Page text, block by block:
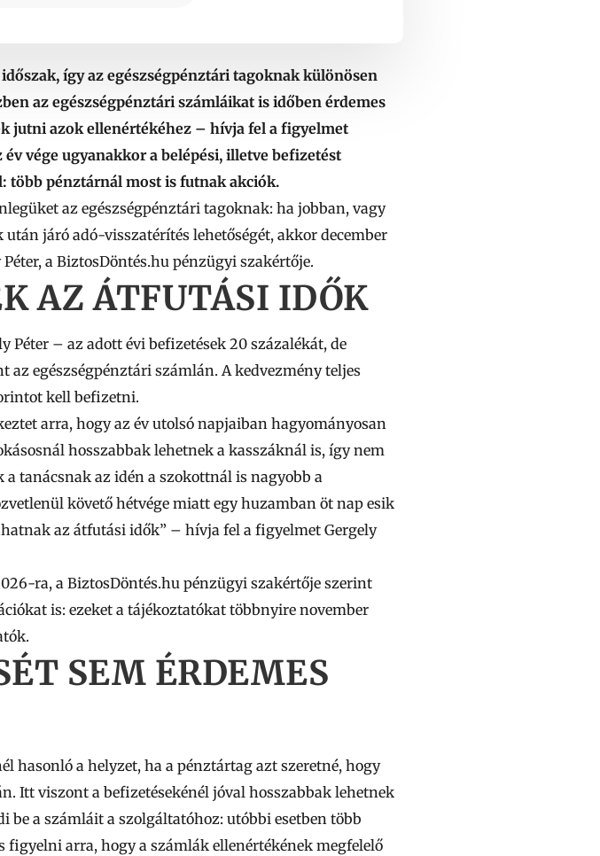
így az egészségpénztári tagoknak különösen
az egészségpénztári számláikat is időben érdemes
jutni azok ellenértékéhez – hívja fel a figyelmet
vége ugyanakkor a belépési, illetve befizetést
több pénztárnál most is futnak akciók.
az egészségpénztári tagoknak: ha jobban, vagy
járó adó-visszatérítés lehetőségét, akkor december
a BiztosDöntés.hu pénzügyi szakértője.
AZ ÁTFUTÁSI IDŐK
Péter – az adott évi befizetések 20 százalékát, de
az egészségpénztári számlán. A kedvezmény teljes
kell befizetni.
arra, hogy az év utolsó napjaiban hagyományosan
hosszabbak lehetnek a kasszáknál is, így nem
a tanácsnak az idén a szokottnál is nagyobb a
követő hétvége miatt egy huzamban öt nap esik
az átfutási idők” – hívja fel a figyelmet Gergely
ra, a BiztosDöntés.hu pénzügyi szakértője szerint
is: ezeket a tájékoztatókat többnyire november
SEM ÉRDEMES
hasonló a helyzet, ha a pénztártag azt szeretné, hogy
Itt viszont a befizetésekénél jóval hosszabbak lehetnek
a számláit a szolgáltatóhoz: utóbbi esetben több
figyelni arra, hogy a számlák ellenértékének megfelelő